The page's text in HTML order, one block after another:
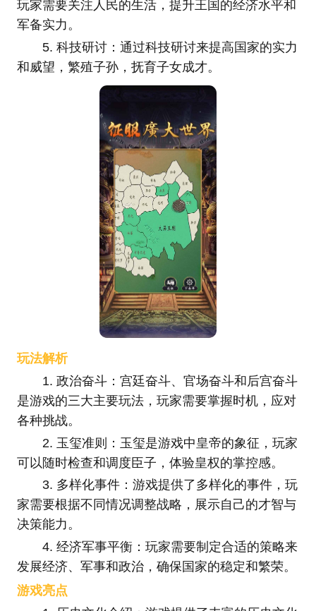
玩家需要关注人民的生活，提升王国的经济水平和
军备实力。
5. 科技研讨：通过科技研讨来提高国家的实力
和威望，繁殖子孙，抚育子女成才。
玩法解析
1. 政治奋斗：宫廷奋斗、官场奋斗和后宫奋斗
是游戏的三大主要玩法，玩家需要掌握时机，应对
各种挑战。
2. 玉玺准则：玉玺是游戏中皇帝的象征，玩家
可以随时检查和调度臣子，体验皇权的掌控感。
3. 多样化事件：游戏提供了多样化的事件，玩
家需要根据不同情况调整战略，展示自己的才智与
决策能力。
4. 经济军事平衡：玩家需要制定合适的策略来
发展经济、军事和政治，确保国家的稳定和繁荣。
游戏亮点